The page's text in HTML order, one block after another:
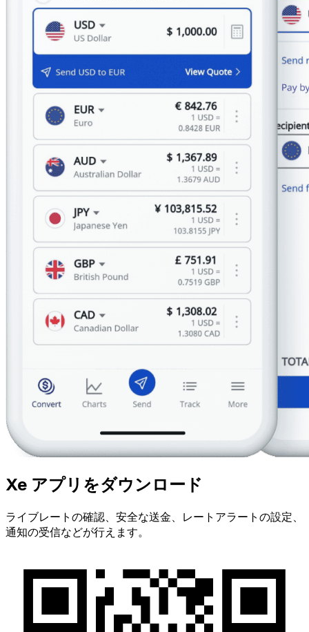
Xe アプリをダウンロード
ライブレートの確認、安全な送金、レートアラートの設定、
通知の受信などが行えます。